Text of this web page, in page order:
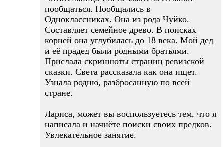
пообщаться. Пообщались в
Одноклассниках. Она из рода Чуйко.
Составляет семейное древо. В поисках
корней она углубилась до 18 века. Мой дед
и её прадед были родными братьями.
Прислала скриншоты страниц ревизской
сказки. Света рассказала как она ищет.
Узнала родню, разбросанную по всей
стране.
Лариса, может вы воспользуетесь тем, что я
написала и начнёте поиски своих предков.
Увлекательное занятие.